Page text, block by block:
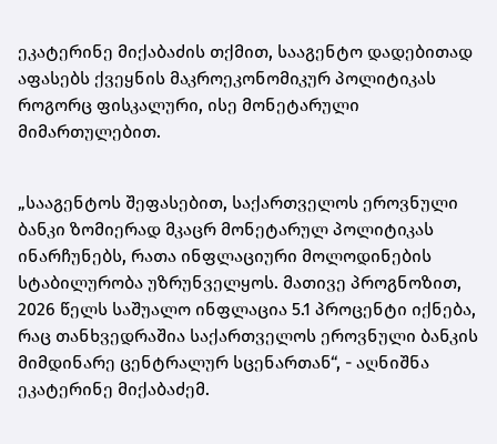
ეკატერინე მიქაბაძის თქმით, სააგენტო დადებითად
აფასებს ქვეყნის მაკროეკონომიკურ პოლიტიკას
როგორც ფისკალური, ისე მონეტარული
მიმართულებით.
„სააგენტოს შეფასებით, საქართველოს ეროვნული
ბანკი ზომიერად მკაცრ მონეტარულ პოლიტიკას
ინარჩუნებს, რათა ინფლაციური მოლოდინების
სტაბილურობა უზრუნველყოს. მათივე პროგნოზით,
2026 წელს საშუალო ინფლაცია 5.1 პროცენტი იქნება,
რაც თანხვედრაშია საქართველოს ეროვნული ბანკის
მიმდინარე ცენტრალურ სცენართან“, - აღნიშნა
ეკატერინე მიქაბაძემ.